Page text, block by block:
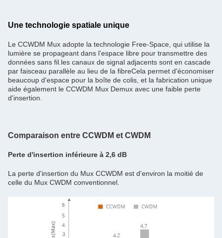
Une technologie spatiale unique
Le CCWDM Mux adopte la technologie Free-Space, qui utilise la
lumière se propageant dans l'espace libre pour transmettre des
données sans fil.les canaux de signal adjacents sont en cascade
par faisceau parallèle au lieu de la fibreCela permet d'économiser
beaucoup d'espace pour la boîte de colis, et la fabrication unique
aide également le CCWDM Mux Demux avec une faible perte
d'insertion.
Comparaison entre CCWDM et CWDM
Perte d'insertion inférieure à 2,6 dB
La perte d'insertion du Mux CCWDM est d'environ la moitié de
celle du Mux CWDM conventionnel.